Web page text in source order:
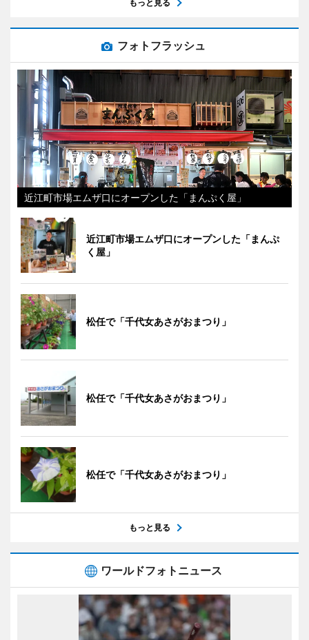
もっと見る
フォトフラッシュ
近江町市場エムザ口にオープンした「まんぷく屋」
近江町市場エムザ口にオープンした「まんぷ
く屋」
松任で「千代女あさがおまつり」
松任で「千代女あさがおまつり」
松任で「千代女あさがおまつり」
もっと見る
ワールドフォトニュース